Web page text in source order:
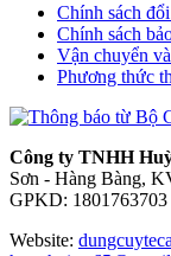
Chính sách
Chính sách
Vận chuyển
Phương thức
Công ty TNHH
Sơn - Hàng Bàng,
GPKD: 1801763703
Website: